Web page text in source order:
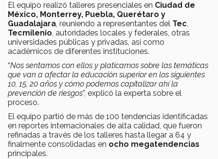
El equipo realizó talleres presenciales en Ciudad de
México, Monterrey, Puebla, Querétaro y
Guadalajara, reuniendo a representantes del Tec,
Tecmilenio, autoridades locales y federales, otras
universidades públicas y privadas, así como
académicos de diferentes instituciones.
“Nos sentamos con ellos y platicamos sobre las temáticas
que van a afectar la educación superior en los siguientes
10, 15, 20 años y cómo podemos capitalizar ahí la
prevención de riesgos”, explicó la experta sobre el
proceso.
El equipo partió de más de 100 tendencias identificadas
en reportes internacionales de alta calidad, que fueron
refinadas a través de los talleres hasta llegar a 64 y
finalmente consolidadas en ocho megatendencias
principales.